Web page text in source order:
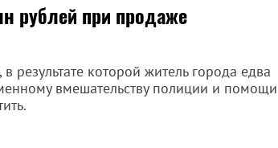
рублей при продаже
которой житель города едва
вмешательству полиции и помощи